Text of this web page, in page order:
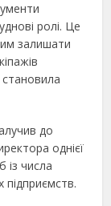
ролі. Це
залишати
становила
до
однієї
із числа
підприємств.